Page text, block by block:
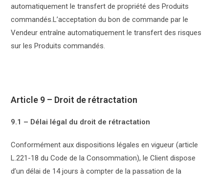
automatiquement le transfert de propriété des Produits
commandés.L’acceptation du bon de commande par le
Vendeur entraîne automatiquement le transfert des risques
sur les Produits commandés.
Article 9 – Droit de rétractation
9.1 – Délai légal du droit de rétractation
Conformément aux dispositions légales en vigueur (article
L.221-18 du Code de la Consommation), le Client dispose
d’un délai de 14 jours à compter de la passation de la